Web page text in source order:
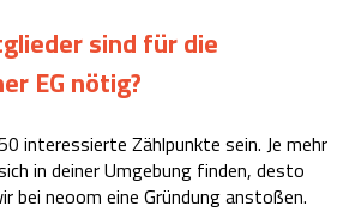
sind für die
EG nötig?
interessierte Zählpunkte sein. Je mehr
in deiner Umgebung finden, desto
bei neoom eine Gründung anstoßen.